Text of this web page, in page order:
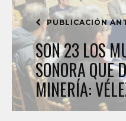
PUBLICACIÓN
SON 23 LOS
SONORA QUE
MINERÍA: